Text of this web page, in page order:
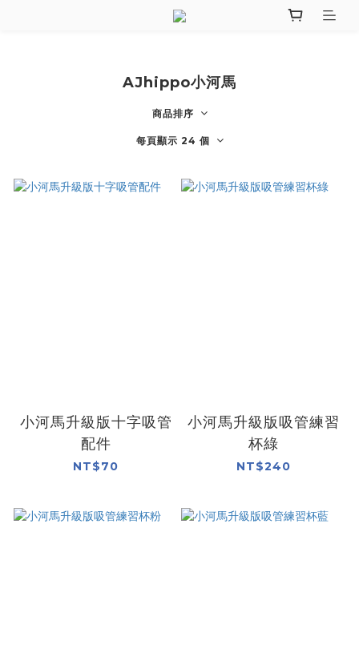
AJhippo小河馬
商品排序
每頁顯示 24 個
小河馬升級版十字吸管
配件
NT$70
小河馬升級版吸管練習
杯綠
NT$240